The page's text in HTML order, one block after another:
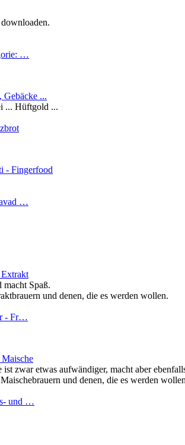
…
Gebäcke ...
... Hüftgold ...
- Fingerfood
…
Spaß.
und denen, die es werden wollen.
- Fr…
zwar etwas aufwändiger, macht aber
und denen, die es werden
und …